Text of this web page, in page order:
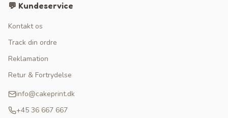
💬 Kundeservice
Kontakt os
Track din ordre
Reklamation
Retur & Fortrydelse
info@cakeprint.dk
+45 36 667 667